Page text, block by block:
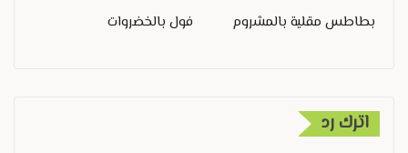
بطاطس مقلية بالمشروم فول بالخضروات
اترك رد